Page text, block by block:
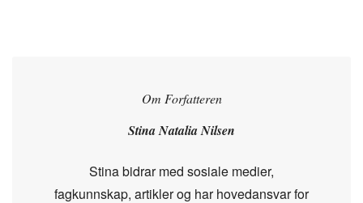
Om Forfatteren
Stina Natalia Nilsen
Stina bidrar med sosiale medier,
fagkunnskap, artikler og har hovedansvar for